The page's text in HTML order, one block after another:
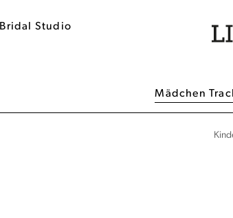
Bridal Studio
Mädchen